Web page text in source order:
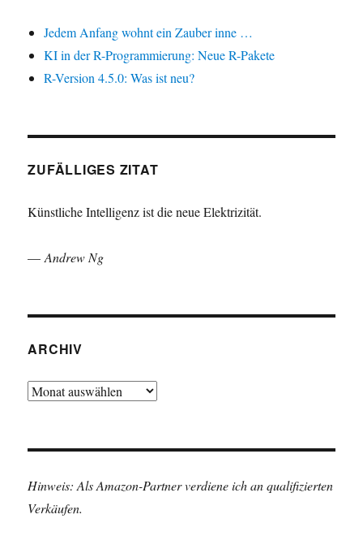
Jedem Anfang wohnt ein Zauber inne …
KI in der R-Programmierung: Neue R-Pakete
R-Version 4.5.0: Was ist neu?
ZUFÄLLIGES ZITAT
Künstliche Intelligenz ist die neue Elektrizität.
—Andrew Ng
ARCHIV
Archiv
Hinweis: Als Amazon-Partner verdiene ich an qualifizierten
Verkäufen.